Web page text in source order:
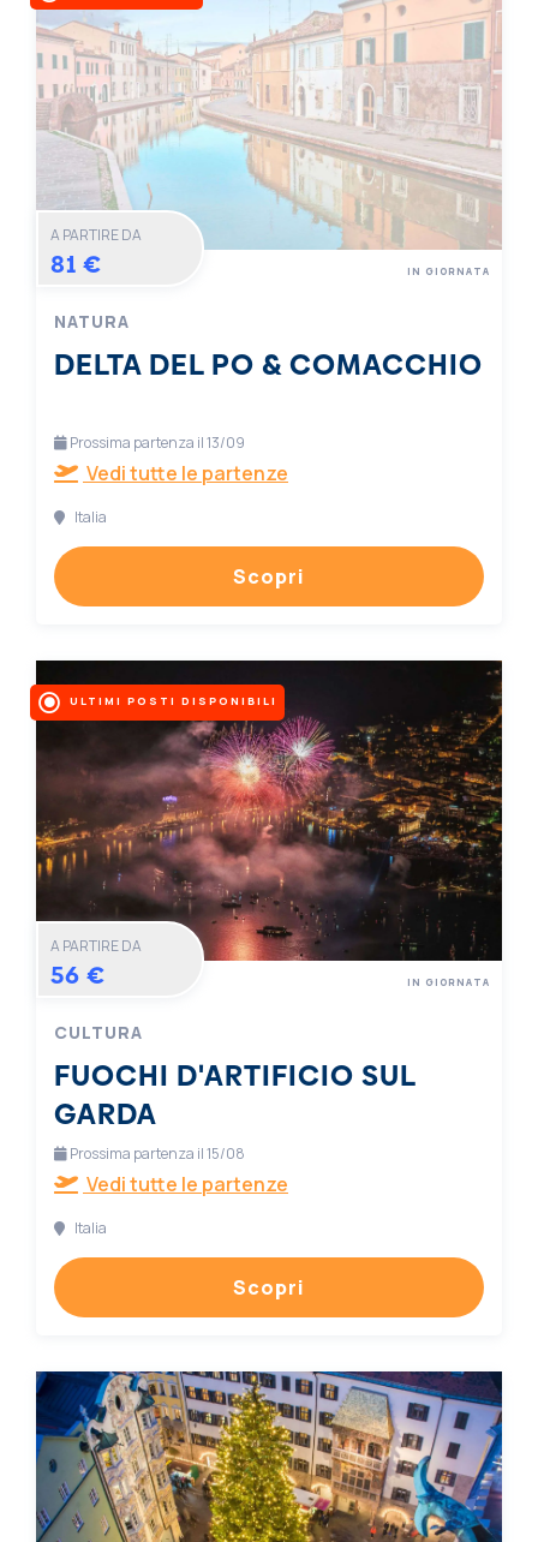
A PARTIRE DA
81 €
NATURA
DELTA DEL PO & COMACCHIO
IN GIORNATA
Prossima partenza il 13/09
Vedi tutte le partenze
Italia
Scopri
ULTIMI POSTI DISPONIBILI
A PARTIRE DA
56 €
CULTURA
FUOCHI D'ARTIFICIO SUL
GARDA
IN GIORNATA
Prossima partenza il 15/08
Vedi tutte le partenze
Italia
Scopri